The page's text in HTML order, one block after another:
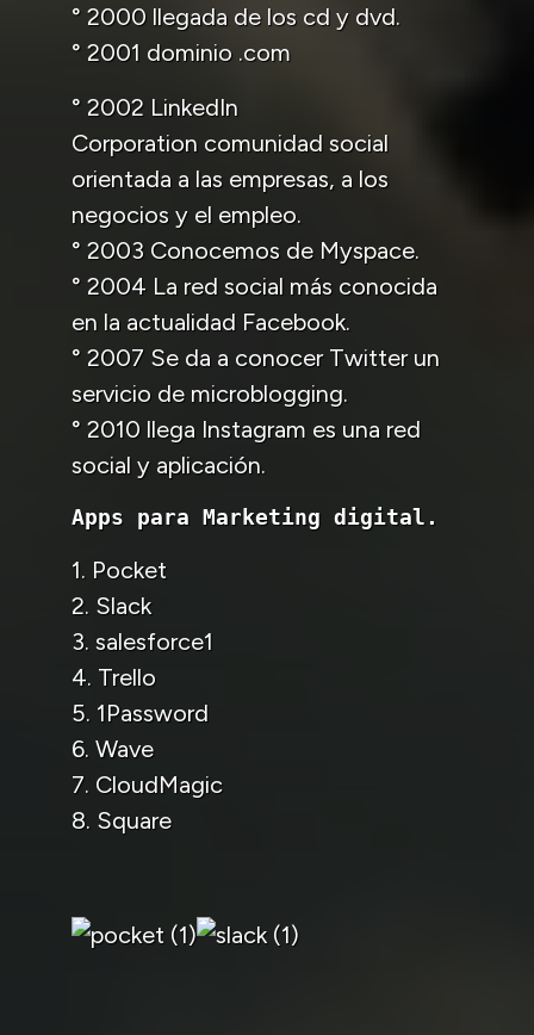
° 2000 llegada de los cd y dvd.
° 2001 dominio .com
° 2002 LinkedIn
Corporation comunidad social
orientada a las empresas, a los
negocios y el empleo.
° 2003 Conocemos de Myspace.
° 2004 La red social más conocida
en la actualidad Facebook.
° 2007 Se da a conocer Twitter un
servicio de microblogging.
° 2010 llega Instagram es una red
social y aplicación.
1. Pocket
2. Slack
3. salesforce1
4. Trello
5. 1Password
6. Wave
7. CloudMagic
8. Square